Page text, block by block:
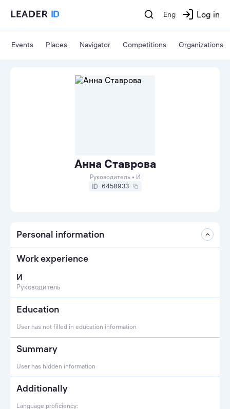
Eng Log in
Events Places Navigator Competitions Organizations
Анна Ставрова
Руководитель • И
6458933
Personal information
Work experience
И
Руководитель
Education
User has not filled in education information
Summary
User has hidden information
Additionally
Language proficiency: